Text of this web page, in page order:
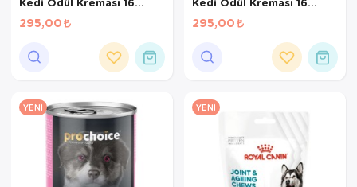
gr*10Ad
295,00
gr*10Ad
295,00
YENI YENI